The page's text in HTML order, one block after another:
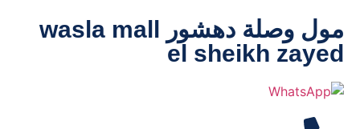
مول وصلة دهشور wasla mall
el sheikh zayed